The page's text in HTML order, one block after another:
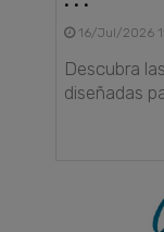
16/Jul/2026
Descubra
diseñadas